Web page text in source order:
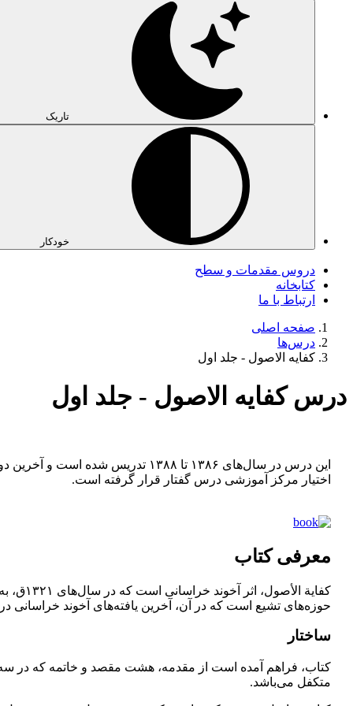
دروس مقدمات و سطح
کتابخانه
ارتباط با ما
صفحه اصلی
درس‌ها
کفایه الاصول - جلد اول
درس کفایه الاصول - جلد اول
این درس در سال‌های ۱۳۸۶ تا
اختیار مرکز آموزشی درس گفتار قرار گرفته است.
معرفی کتاب
كفاية
حوزه‌هاى تشيع است كه در آن، آخرين يافته‌هاى آخوند
ساختار
كتاب، فراهم آمده است از مقدمه، هشت مقصد و خاتمه كه در
متكفل مى‌باشد.